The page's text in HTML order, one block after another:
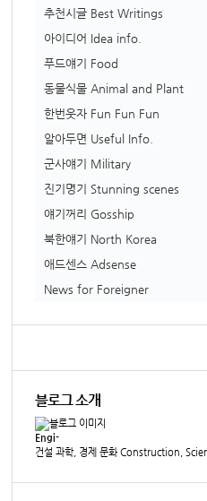
추천시글 Best Writings
아이디어 Idea info.
푸드얘기 Food
동물식물 Animal and Plant
한번웃자 Fun Fun Fun
알아두면 Useful Info.
군사얘기 Military
진기명기 Stunning scenes
얘기꺼리 Gosship
북한얘기 North Korea
애드센스 Adsense
News for Foreigner
블로그 소개
Engi-
건설 과학, 경제 문화 Construction,